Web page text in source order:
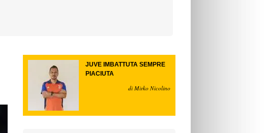
JUVE IMBATTUTA SEMPRE
PIACIUTA
di Mirko Nicolino